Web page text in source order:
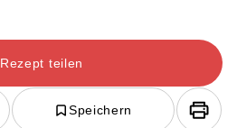
Rezept teilen
Speichern